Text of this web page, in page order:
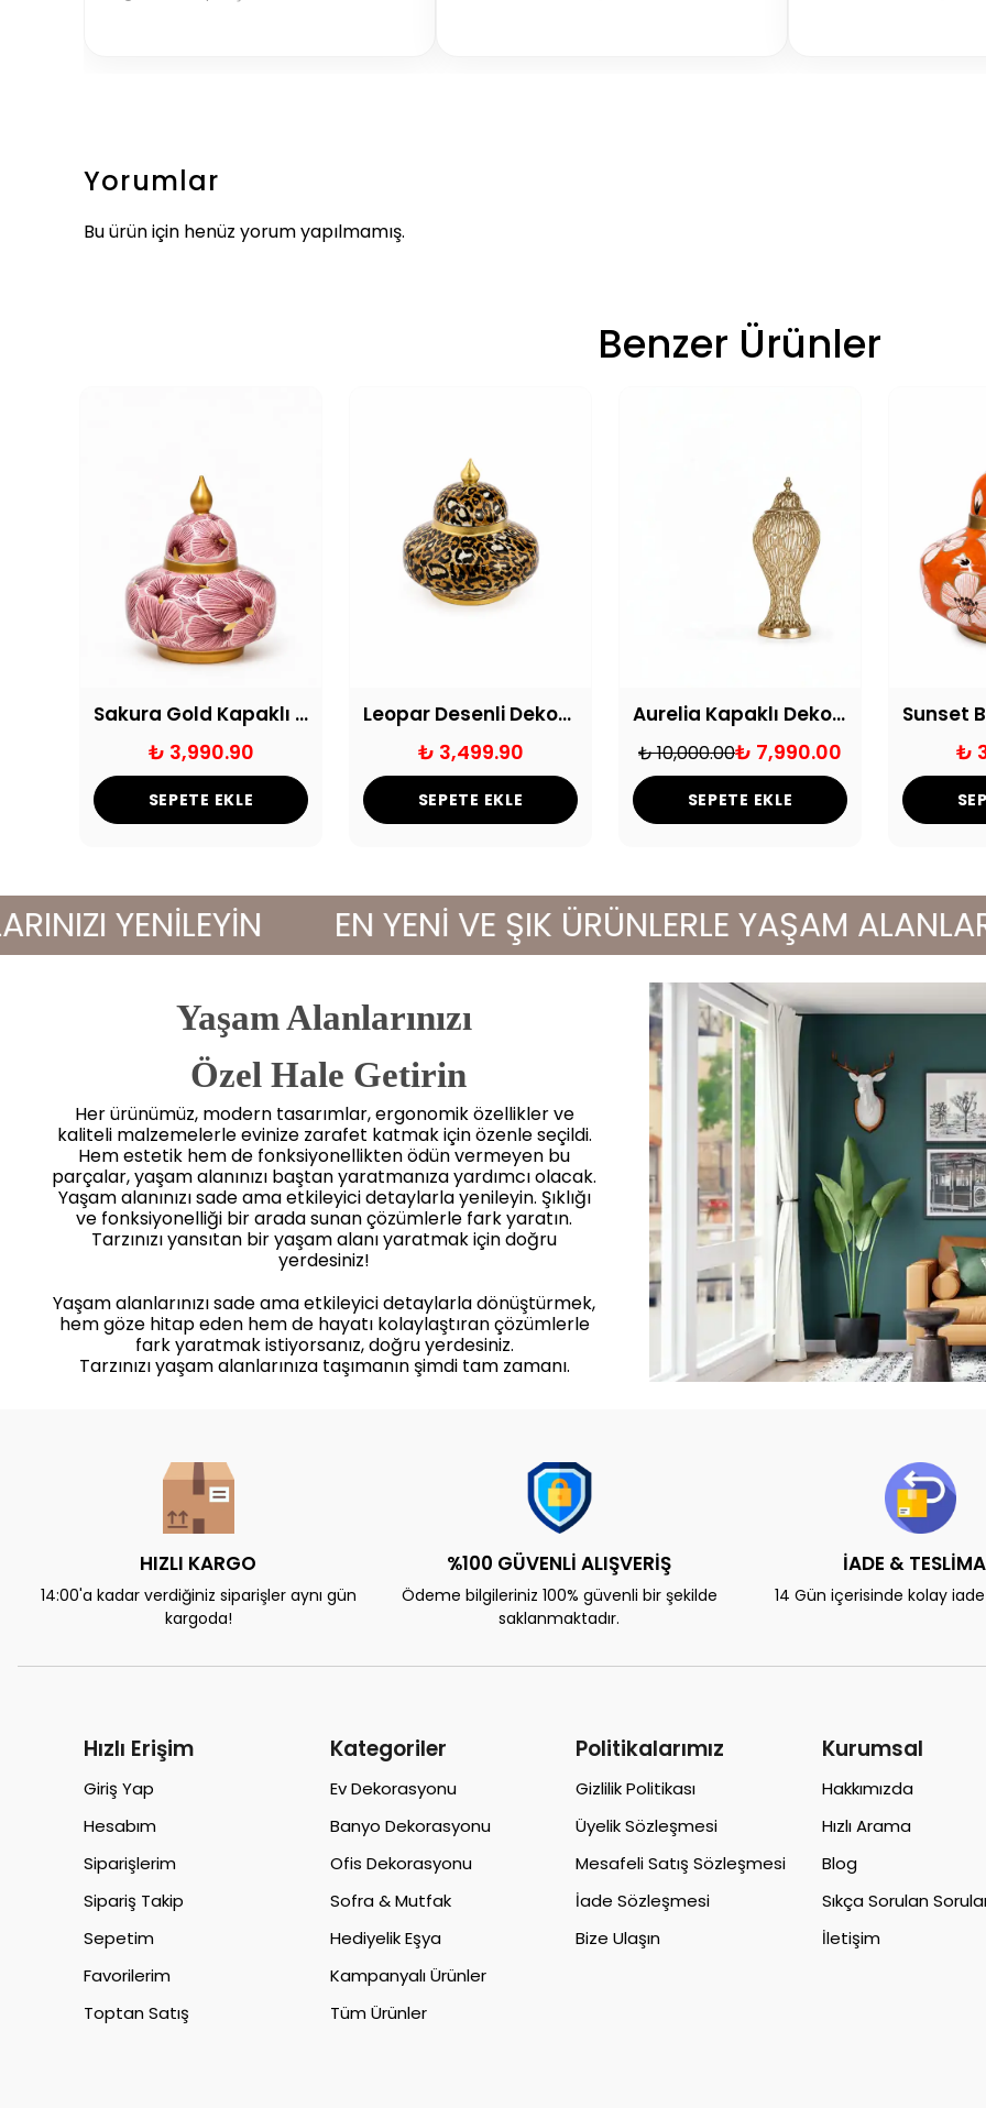
Yorumlar
Bu ürün için henüz yorum yapılmamış.
Benzer Ürünler
Sakura Gold Kapaklı Dekoratif Seramik Küp
₺ 3,990.90
SEPETE EKLE
Leopar Desenli Dekoratif Şah Küp
₺ 3,499.90
SEPETE EKLE
Aurelia Kapaklı Dekoratif Yer Küpü
₺ 10,000.00₺ 7,990.00
SEPETE EKLE
₺
YENİLEYİN EN YENİ VE ŞIK ÜRÜNLERLE YAŞAM
Yaşam Alanlarınızı
Özel Hale Getirin
Her ürünümüz, modern tasarımlar, ergonomik özellikler ve
kaliteli malzemelerle evinize zarafet katmak için özenle seçildi.
Hem estetik hem de fonksiyonellikten ödün vermeyen bu
parçalar, yaşam alanınızı baştan yaratmanıza yardımcı olacak.
Yaşam alanınızı sade ama etkileyici detaylarla yenileyin. Şıklığı
ve fonksiyonelliği bir arada sunan çözümlerle fark yaratın.
Tarzınızı yansıtan bir yaşam alanı yaratmak için doğru
yerdesiniz!
Yaşam alanlarınızı sade ama etkileyici detaylarla dönüştürmek,
hem göze hitap eden hem de hayatı kolaylaştıran çözümlerle
fark yaratmak istiyorsanız, doğru yerdesiniz.
Tarzınızı yaşam alanlarınıza taşımanın şimdi tam zamanı.
HIZLI KARGO
14:00'a kadar verdiğiniz siparişler aynı gün
kargoda!
%100 GÜVENLİ ALIŞVERİŞ
Ödeme bilgileriniz 100% güvenli bir şekilde
saklanmaktadır.
İADE &
14 Gün içerisinde kolay
Hızlı Erişim
Giriş Yap
Hesabım
Siparişlerim
Sipariş Takip
Sepetim
Favorilerim
Toptan Satış
Kategoriler
Ev Dekorasyonu
Banyo Dekorasyonu
Ofis Dekorasyonu
Sofra & Mutfak
Hediyelik Eşya
Kampanyalı Ürünler
Tüm Ürünler
Politikalarımız
Gizlilik Politikası
Üyelik Sözleşmesi
Mesafeli Satış Sözleşmesi
İade Sözleşmesi
Bize Ulaşın
Kurumsal
Hakkımızda
Hızlı Arama
Blog
Sıkça Sorulan
İletişim